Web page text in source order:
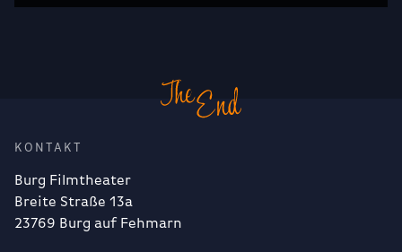
KONTAKT
Burg Filmtheater
Breite Straße 13a
23769 Burg auf Fehmarn